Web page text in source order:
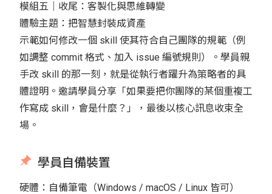
模組五｜收尾：客製化與思維轉變
體驗主題：把智慧封裝成資產
示範如何修改一個 skill 使其符合自己團隊的規範（例
如調整 commit 格式、加入 issue 編號規則）。學員親
手改 skill 的那一刻，就是從執行者躍升為策略者的具
體證明。邀請學員分享「如果要把你團隊的某個重複工
作寫成 skill，會是什麼？」，最後以核心訊息收束全
場。
學員自備裝置
硬體：自備筆電（Windows / macOS / Linux 皆可）